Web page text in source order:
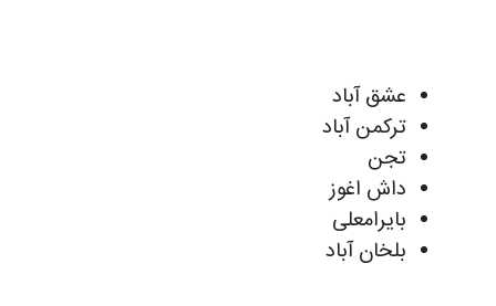
عشق آباد
ترکمن آباد
تجن
داش اغوز
بایرامعلی
بلخان آباد